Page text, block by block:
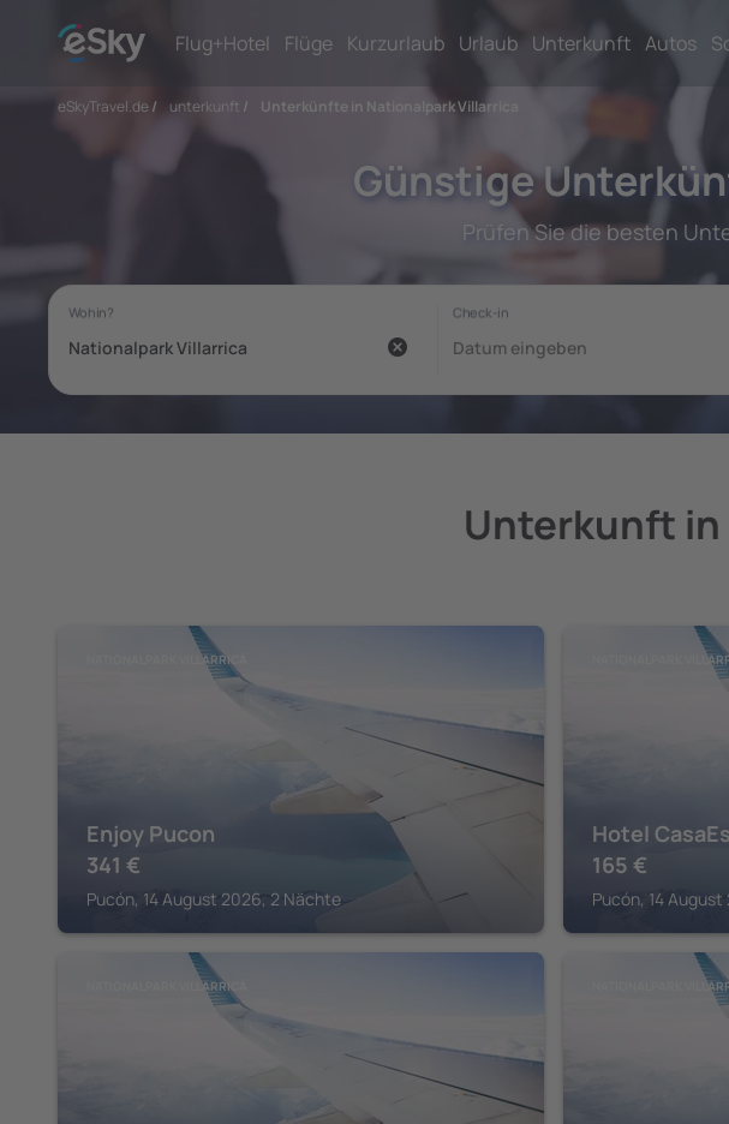
Flug+Hotel Flüge Kurzurlaub Urlaub Unterkunft Autos
eSkyTravel.de/ unterkunft / Unterkünfte in Nationalpark Villarrica
Günstige
Prüfen Sie die besten
Unterkunft in
NATIONALPARK VILLARRICA
Enjoy Pucon
341 €
Pucón, 14 August 2026, 2 Nächte
NATIONALPARK
Hotel
165 €
Pucón, 14
NATIONALPARK VILLARRICA NATIONALPARK